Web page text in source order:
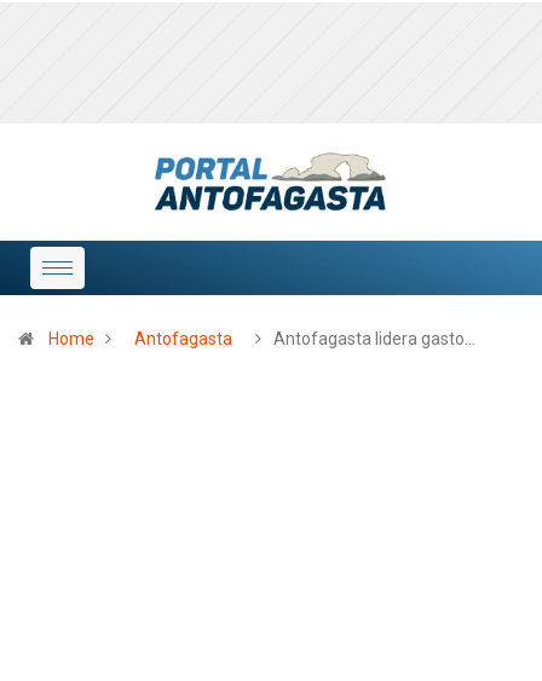
Home Antofagasta Antofagasta lidera gasto…